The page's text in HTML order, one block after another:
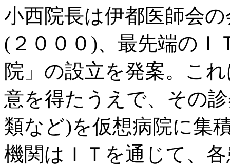
小西院長は伊都医師会
(２０００)、最先端のＩ
院」の設立を発案。こ
意を得たうえで、その
類など)を仮想病院に集
機関はＩＴを通じて、